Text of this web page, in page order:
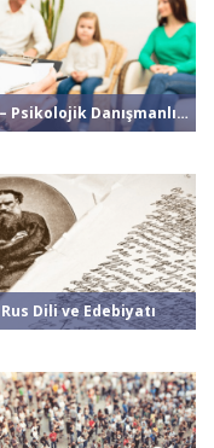
PDR – Psikolojik Danışmanlık ve Rehberlik
Rus Dili ve Edebiyatı